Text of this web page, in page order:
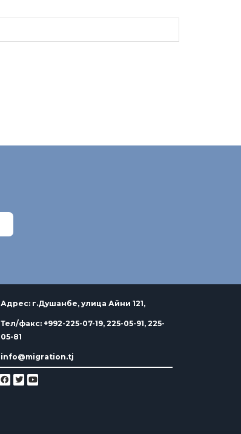
Адрес: г.Душанбе, улица Айни 121,
Тел/факс: +992-225-07-19, 225-05-91, 225-
05-81
info@migration.tj